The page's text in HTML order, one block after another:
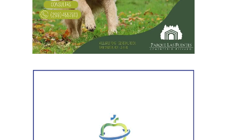
reforzado con dos nuevas cuadrillas de trabajo y dos
camiones bacheadores, lo que permitirá incrementar
el ritmo de ejecución y optimizar las tareas de
mantenimiento en distintos puntos del Alto Valle.
Por otra parte, el organismo avanza con el relevamiento
sectores más deteriorados y mejorar las condiciones de